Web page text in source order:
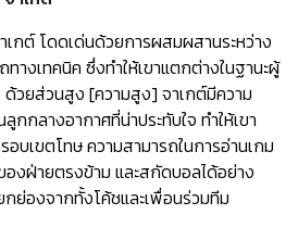
เกต์ โดดเด่นด้วยการผสมผสานระหว่าง
างเทคนิค ซึ่งทำให้เขาแตกต่างในฐานะผู้
วยส่วนสูง [ความสูง] จาเกต์มีความ
กกลางอากาศที่น่าประทับใจ ทำให้เขา
บเขตโทษ ความสามารถในการอ่านเกม
งฝ่ายตรงข้าม และสกัดบอลได้อย่าง
กย่องจากทั้งโค้ชและเพื่อนร่วมทีม